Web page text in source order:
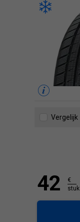
Vergelijk
42
€
stuk